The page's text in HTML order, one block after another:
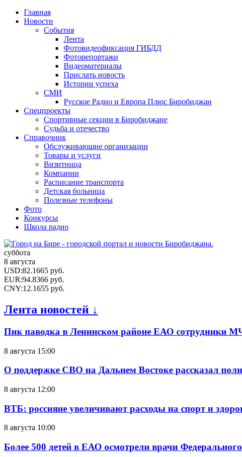
Главная
Новости
События
Лента
Фотовидеофиксация ГИБДД
Фоторепортажи
Видеоматериалы
Прислать новость
Истории успеха
СМИ
Русское Радио и Европа Плюс Биробиджан
Спецпроекты
Спортивные секции в Биробиджане
Судьба и отечество
Справочник
Обслуживающие организации
Товары и услуги
Визитница
Компании
Расписание транспорта
Детская больница
Полезные телефоны
Фото
Конкурсы
Школа радио
суббота
8 августа
USD:82.1665 руб.
EUR:94.8366 руб.
CNY:12.1655 руб.
Лента новостей ↓
Пик паводка в Ленинском районе ЕАО сотрудники
8 августа 15:00
О поддержке СВО на Дальнем Востоке рассказал
8 августа 12:00
ВТБ: россияне увеличивают расходы на спорт и
8 августа 10:00
Более 500 детей в ЕАО осмотрели врачи